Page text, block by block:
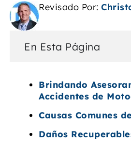
Revisado Por:
En Esta Página
Brindando
Accidentes de
Causas Comunes
Daños